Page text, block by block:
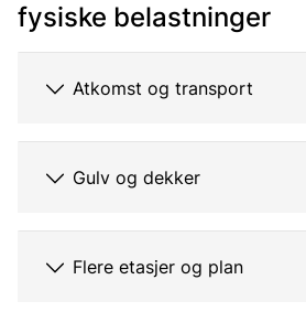
fysiske belastninger
Atkomst og transport
Gulv og dekker
Flere etasjer og plan